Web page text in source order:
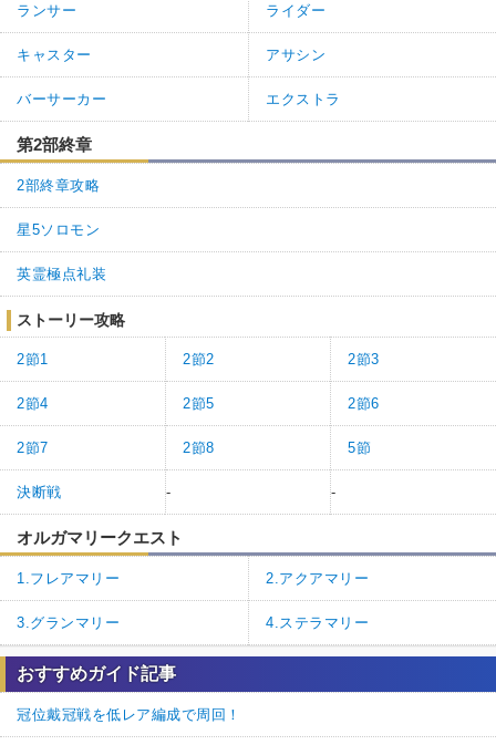
ランサー ライダー
キャスター アサシン
バーサーカー エクストラ
第2部終章
2部終章攻略
星5ソロモン
英霊極点礼装
ストーリー攻略
2節1 2節2 2節3
2節4 2節5 2節6
2節7 2節8 5節
決断戦 - -
オルガマリークエスト
1.フレアマリー 2.アクアマリー
3.グランマリー 4.ステラマリー
おすすめガイド記事
冠位戴冠戦を低レア編成で周回！